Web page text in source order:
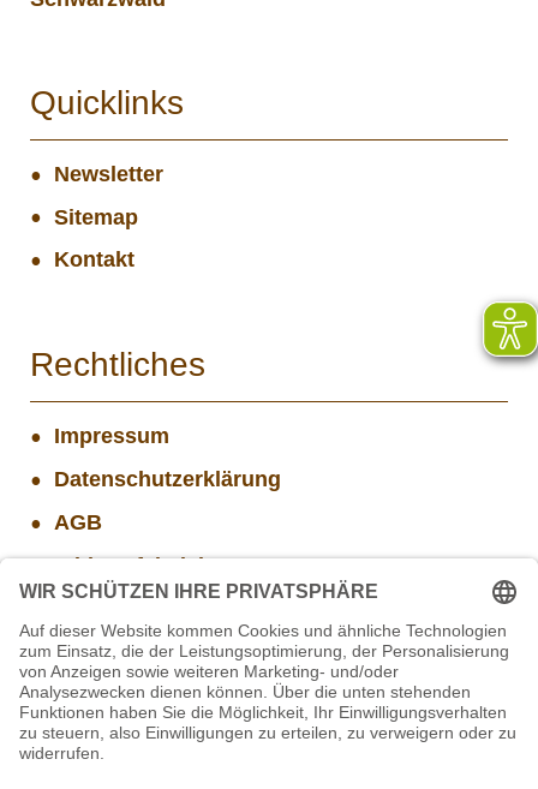
Quicklinks
Newsletter
Sitemap
Kontakt
Rechtliches
Impressum
Datenschutzerklärung
AGB
Widerrufsbelehrung
Aktuelle Stellenangebote